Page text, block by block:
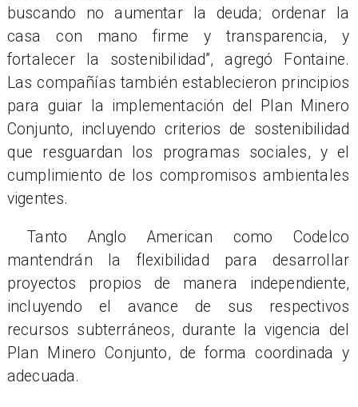
buscando no aumentar la deuda; ordenar la
casa con mano firme y transparencia, y
fortalecer la sostenibilidad”, agregó Fontaine.
Las compañías también establecieron principios
para guiar la implementación del Plan Minero
Conjunto, incluyendo criterios de sostenibilidad
que resguardan los programas sociales, y el
cumplimiento de los compromisos ambientales
vigentes.
Tanto Anglo American como Codelco
mantendrán la flexibilidad para desarrollar
proyectos propios de manera independiente,
incluyendo el avance de sus respectivos
recursos subterráneos, durante la vigencia del
Plan Minero Conjunto, de forma coordinada y
adecuada.